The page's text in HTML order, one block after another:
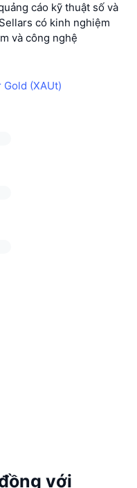
cáo kỹ thuật số và
có kinh nghiệm
và công nghệ
(XAUt)
với